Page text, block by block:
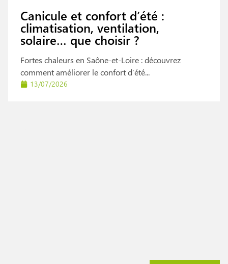
Canicule et confort d’été :
climatisation, ventilation,
solaire… que choisir ?
Fortes chaleurs en Saône-et-Loire : découvrez
comment améliorer le confort d’été...
13/07/2026